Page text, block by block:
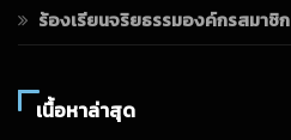
ร้องเรียนจริยธรรมองค์กรสมาชิก
เนื้อหาล่าสุด